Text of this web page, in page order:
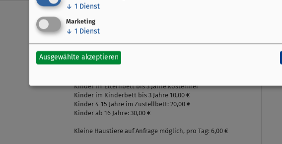
Komfort - Seerose
Modernes Zimmer (ca. 29 qm) mit Beluga Komfort
Kinder im Elternbett bis 3 Jahre kostenfrei
Kinder im Kinderbett bis 3 Jahre 10,00 €
Kinder 4-15 Jahre im Zustellbett: 20,00 €
Kinder ab 16 Jahre: 30,00 €
Kleine Haustiere auf Anfrage möglich, pro Tag: 6,00 €
↓ 1 Dienst
Marketing
↓ 1 Dienst
Ausgewählte akzeptieren